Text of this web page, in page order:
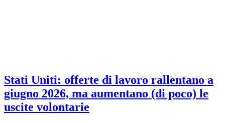
Stati Uniti: offerte di lavoro rallentano a
giugno 2026, ma aumentano (di poco) le
uscite volontarie